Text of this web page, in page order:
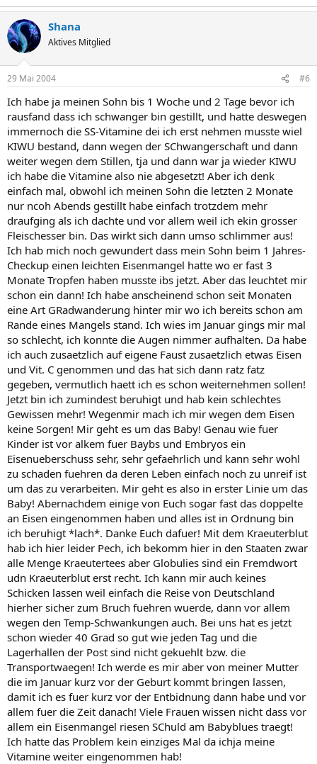
Shana
Aktives Mitglied
29 Mai 2004 #6
Ich habe ja meinen Sohn bis 1 Woche und 2 Tage bevor ich
rausfand dass ich schwanger bin gestillt, und hatte deswegen
immernoch die SS-Vitamine dei ich erst nehmen musste wiel
KIWU bestand, dann wegen der SChwangerschaft und dann
weiter wegen dem Stillen, tja und dann war ja wieder KIWU
ich habe die Vitamine also nie abgesetzt! Aber ich denk
einfach mal, obwohl ich meinen Sohn die letzten 2 Monate
nur ncoh Abends gestillt habe einfach trotzdem mehr
draufging als ich dachte und vor allem weil ich ekin grosser
Fleischesser bin. Das wirkt sich dann umso schlimmer aus!
Ich hab mich noch gewundert dass mein Sohn beim 1 Jahres-
Checkup einen leichten Eisenmangel hatte wo er fast 3
Monate Tropfen haben musste ibs jetzt. Aber das leuchtet mir
schon ein dann! Ich habe anscheinend schon seit Monaten
eine Art GRadwanderung hinter mir wo ich bereits schon am
Rande eines Mangels stand. Ich wies im Januar gings mir mal
so schlecht, ich konnte die Augen nimmer aufhalten. Da habe
ich auch zusaetzlich auf eigene Faust zusaetzlich etwas Eisen
und Vit. C genommen und das hat sich dann ratz fatz
gegeben, vermutlich haett ich es schon weiternehmen sollen!
Jetzt bin ich zumindest beruhigt und hab kein schlechtes
Gewissen mehr! Wegenmir mach ich mir wegen dem Eisen
keine Sorgen! Mir geht es um das Baby! Genau wie fuer
Kinder ist vor alkem fuer Baybs und Embryos ein
Eisenueberschuss sehr, sehr gefaehrlich und kann sehr wohl
zu schaden fuehren da deren Leben einfach noch zu unreif ist
um das zu verarbeiten. Mir geht es also in erster Linie um das
Baby! Abernachdem einige von Euch sogar fast das doppelte
an Eisen eingenommen haben und alles ist in Ordnung bin
ich beruhigt *lach*. Danke Euch dafuer! Mit dem Kraeuterblut
hab ich hier leider Pech, ich bekomm hier in den Staaten zwar
alle Menge Kraeutertees aber Globulies sind ein Fremdwort
udn Kraeuterblut erst recht. Ich kann mir auch keines
Schicken lassen weil einfach die Reise von Deutschland
hierher sicher zum Bruch fuehren wuerde, dann vor allem
wegen den Temp-Schwankungen auch. Bei uns hat es jetzt
schon wieder 40 Grad so gut wie jeden Tag und die
Lagerhallen der Post sind nicht gekuehlt bzw. die
Transportwaegen! Ich werde es mir aber von meiner Mutter
die im Januar kurz vor der Geburt kommt bringen lassen,
damit ich es fuer kurz vor der Entbidnung dann habe und vor
allem fuer die Zeit danach! Viele Frauen wissen nicht dass vor
allem ein Eisenmangel riesen SChuld am Babyblues traegt!
Ich hatte das Problem kein einziges Mal da ichja meine
Vitamine weiter eingenommen hab!